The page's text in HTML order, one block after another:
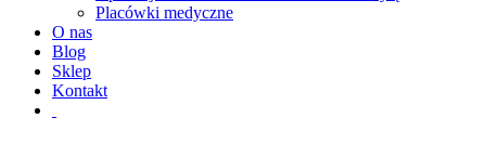
Placówki medyczne
O nas
Blog
Sklep
Kontakt